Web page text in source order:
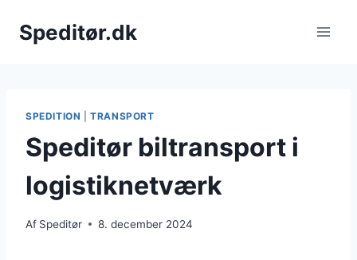
Speditør.dk
SPEDITION |TRANSPORT
Speditør biltransport i
logistiknetværk
Af Speditør 8. december 2024